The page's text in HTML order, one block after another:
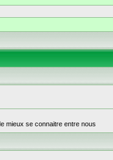
mieux se connaitre entre nous